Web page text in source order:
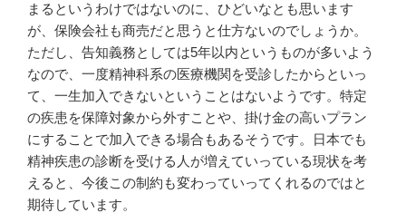
まるというわけではないのに、ひどいなとも思います
が、保険会社も商売だと思うと仕方ないのでしょうか。
ただし、告知義務としては5年以内というものが多いよう
なので、一度精神科系の医療機関を受診したからといっ
て、一生加入できないということはないようです。特定
の疾患を保障対象から外すことや、掛け金の高いプラン
にすることで加入できる場合もあるそうです。日本でも
精神疾患の診断を受ける人が増えていっている現状を考
えると、今後この制約も変わっていってくれるのではと
期待しています。